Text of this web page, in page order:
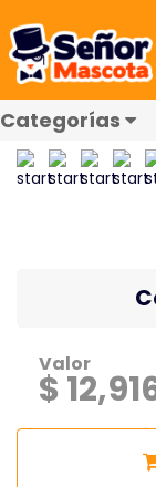
Categorías
Arnes
Superman
REF: 1866
Valor
$